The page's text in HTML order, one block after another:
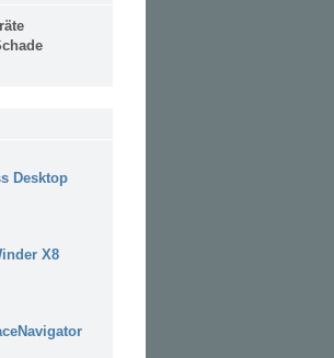
Desktop
X8